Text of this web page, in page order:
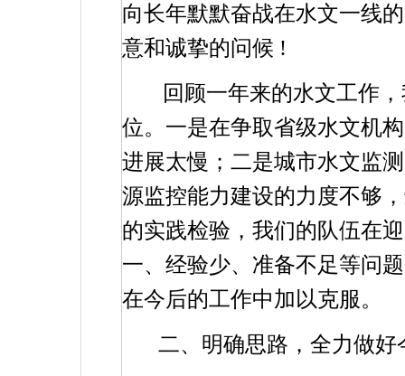
向长年默默奋战在水文一线
意和诚挚的问候 !
回顾一年来的水文工作
位。一是在争取省级水文机
进展太慢；二是城市水文监
源监控能力建设的力度不够
的实践检验，我们的队伍在
一、经验少、准备不足等问
在今后的工作中加以克服。
二、明确思路，全力做好